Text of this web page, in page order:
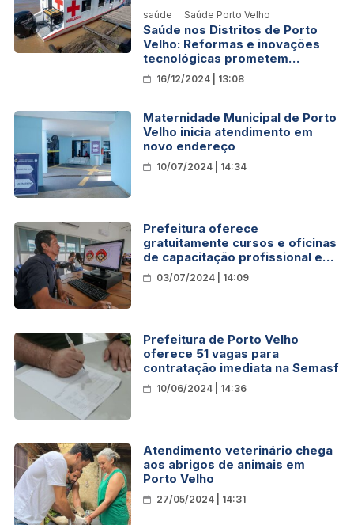
saúde
Saúde Porto Velho
Saúde nos Distritos de Porto
Velho: Reformas e inovações
tecnológicas prometem
melhorar atendimento
16/12/2024 | 13:08
Maternidade Municipal de Porto
Velho inicia atendimento em
novo endereço
10/07/2024 | 14:34
Prefeitura oferece
gratuitamente cursos e oficinas
de capacitação profissional em
três polos de Porto Velho
03/07/2024 | 14:09
Prefeitura de Porto Velho
oferece 51 vagas para
contratação imediata na Semasf
10/06/2024 | 14:36
Atendimento veterinário chega
aos abrigos de animais em
Porto Velho
27/05/2024 | 14:31